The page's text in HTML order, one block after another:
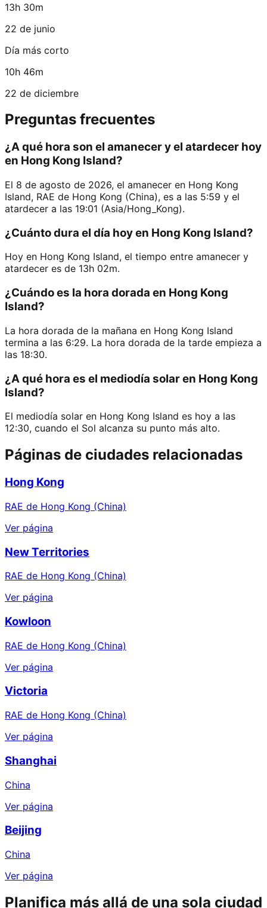
13h 30m
22 de junio
Día más corto
10h 46m
22 de diciembre
Preguntas frecuentes
¿A qué hora son el amanecer y el atardecer hoy
en Hong Kong Island?
El 8 de agosto de 2026, el amanecer en Hong Kong
Island, RAE de Hong Kong (China), es a las 5:59 y el
atardecer a las 19:01 (Asia/Hong_Kong).
¿Cuánto dura el día hoy en Hong Kong Island?
Hoy en Hong Kong Island, el tiempo entre amanecer y
atardecer es de 13h 02m.
¿Cuándo es la hora dorada en Hong Kong
Island?
La hora dorada de la mañana en Hong Kong Island
termina a las 6:29. La hora dorada de la tarde empieza a
las 18:30.
¿A qué hora es el mediodía solar en Hong Kong
Island?
El mediodía solar en Hong Kong Island es hoy a las
12:30, cuando el Sol alcanza su punto más alto.
Páginas de ciudades relacionadas
Hong Kong
RAE de Hong Kong (China)
Ver página
New Territories
RAE de Hong Kong (China)
Ver página
Kowloon
RAE de Hong Kong (China)
Ver página
Victoria
RAE de Hong Kong (China)
Ver página
Shanghai
China
Ver página
Beijing
China
Ver página
Planifica más allá de una sola ciudad